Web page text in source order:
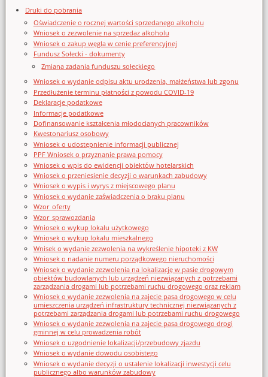
Druki do pobrania
Oświadczenie o rocznej wartości sprzedanego alkoholu
Wniosek o zezwolenie na sprzedaz alkoholu
Wniosek o zakup węgla w cenie preferencyjnej
Fundusz Sołecki - dokumenty
Zmiana zadania funduszu sołeckiego
Wniosek o wydanie odpisu aktu urodzenia, małżeństwa lub zgonu
Przedłużenie terminu płatności z powodu COVID-19
Deklaracje podatkowe
Informacje podatkowe
Dofinansowanie kształcenia młodocianych pracowników
Kwestonariusz osobowy
Wniosek o udostępnienie informacji publicznej
PPF Wniosek o przyznanie prawa pomocy
Wniosek o wpis do ewidencji obiektów hotelarskich
Wniosek o przeniesienie decyzji o warunkach zabudowy
Wniosek o wypis i wyrys z miejscowego planu
Wniosek o wydanie zaświadczenia o braku planu
Wzor_oferty
Wzor_sprawozdania
Wniosek o wykup lokalu użytkowego
Wniosek o wykup lokalu mieszkalnego
Wnisek o wydanie zezwolenia na wykreślenie hipoteki z KW
Wniosek o nadanie numeru porządkowego nieruchomości
Wniosek o wydanie zezwolenia na lokalizację w pasie drogowym
obiektów budowlanych lub urządzeń niezwiązanych z potrzebami
zarządzania drogami lub potrzebami ruchu drogowego oraz reklam
Wniosek o wydanie zezwolenia na zajęcie pasa drogowego w celu
umieszczenia urządzeń infrastruktury technicznej niezwiązanych z
potrzebami zarządzania drogami lub potrzebami ruchu drogowego
Wniosek o wydanie zezwolenia na zajęcie pasa drogowego drogi
gminnej w celu prowadzenia robót
Wniosek o uzgodnienie lokalizacji/przebudowy zjazdu
Wniosek o wydanie dowodu osobistego
Wniosek o wydanie decyzji o ustalenie lokalizacji inwestycji celu
publicznego albo warunków zabudowy